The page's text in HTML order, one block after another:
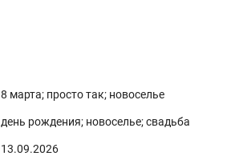
8 марта; просто так; новоселье
день рождения; новоселье; свадьба
13.09.2026